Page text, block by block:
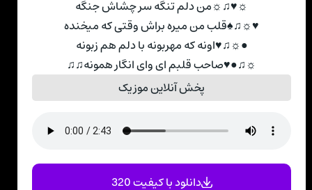
☼♥♫☼ﻣﻦ دﻟﻢ ﺗﻨﮕﻪ ﺳﺮ ﭼﺸﺎش ﺟﻨﮕﻪ
♥☼♫♠ﻗﻠﺐ ﻣﻦ ﻣﻴﺮه ﺑﺮاش وﻗﺘﻰ ﻛﻪ ﻣﻴﺨﻨﺪه
●☼♫♥اوﻧﻪ ﻛﻪ ﻣﻬﺮﺑﻮﻧﻪ ﺑﺎ دﻟﻢ ﻫﻢ زﺑﻮﻧﻪ
☼♫●♥ﺻﺎﺣﺐ ﻗﻠﺒﻢ ای وای اﻧﮕﺎر ﻫﻤﻮﻧﻪ♫♫
پخش آنلاین موزیک
دانلود با کیفیت 320